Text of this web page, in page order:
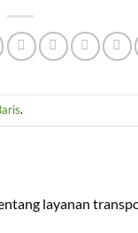
.
layanan